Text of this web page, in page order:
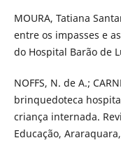
MOURA, Tatiana
entre os impasses e
do Hospital Barão de
NOFFS, N. de A.;
brinquedoteca
criança internada.
Educação,